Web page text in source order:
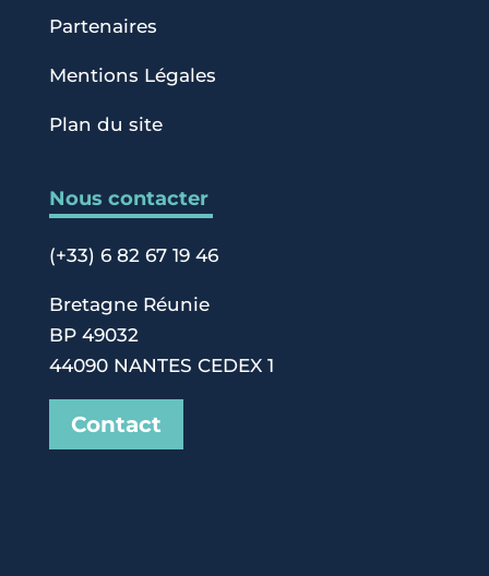
Partenaires
Mentions Légales
Plan du site
Nous contacter
(+33) 6 82 67 19 46
Bretagne Réunie
BP 49032
44090 NANTES CEDEX 1
Contact